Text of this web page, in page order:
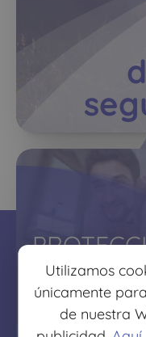
Utilizamos
únicamente
de nuestra
quieres